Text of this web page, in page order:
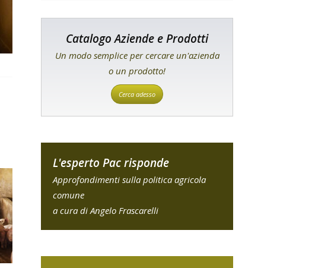
Catalogo Aziende e Prodotti
Un modo semplice per cercare un'azienda
o un prodotto!
Cerca adesso
L'esperto Pac risponde
Approfondimenti sulla politica agricola
comune
a cura di Angelo Frascarelli